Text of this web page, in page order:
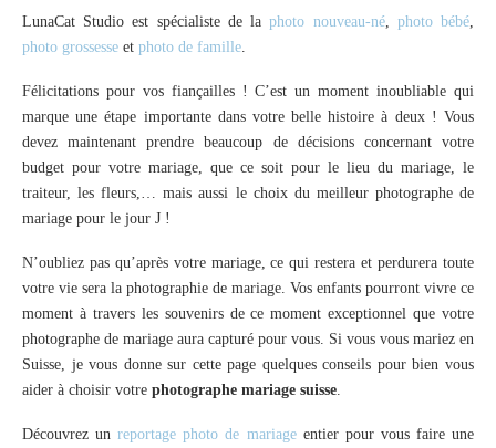
LunaCat Studio est spécialiste de laphoto nouveau-né, photo bébé,
photo grossesse et photo de famille.
Félicitations pour vos fiançailles ! C’est un moment inoubliable qui
marque une étape importante dans votre belle histoire à deux ! Vous
devez maintenant prendre beaucoup de décisions concernant votre
budget pour votre mariage, que ce soit pour le lieu du mariage, le
traiteur, les fleurs,… mais aussi le choix du meilleur photographe de
mariage pour le jour J !
N’oubliez pas qu’après votre mariage, ce qui restera et perdurera toute
votre vie sera la photographie de mariage. Vos enfants pourront vivre ce
moment à travers les souvenirs de ce moment exceptionnel que votre
photographe de mariage aura capturé pour vous. Si vous vous mariez en
Suisse, je vous donne sur cette page quelques conseils pour bien vous
aider à choisir votre photographe mariage suisse.
Découvrez unreportage photo de mariageentier pour vous faire une